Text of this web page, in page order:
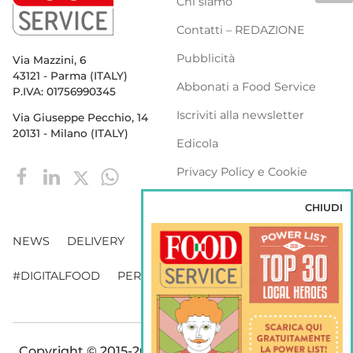
Via Mazzini, 6
43121 - Parma (ITALY)
P.IVA: 01756990345
Via Giuseppe Pecchio, 14
20131 - Milano (ITALY)
Contatti – REDAZIONE
Pubblicità
Abbonati a Food Service
Iscriviti alla newsletter
Edicola
Privacy Policy e Cookie
NEWS DELIVERY DISTRIBUZIONE
#DIGITALFOOD PERSONE WEBINAR VENDING
CHIUDI